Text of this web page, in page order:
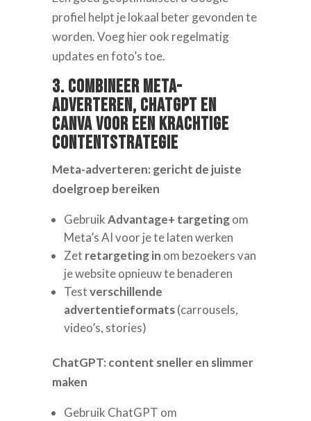
profiel helpt je lokaal beter gevonden te
worden. Voeg hier ook regelmatig
updates en foto’s toe.
3. Combineer Meta-
adverteren, ChatGPT en
Canva voor een krachtige
contentstrategie
Meta-adverteren: gericht de juiste
doelgroep bereiken
GebruikAdvantage+ targetingom
Meta’s AI voor je te laten werken
Zet retargeting in om bezoekers van
je website opnieuw te benaderen
Testverschillende
advertentieformats(carrousels,
video’s, stories)
ChatGPT: content sneller en slimmer
maken
Gebruik ChatGPT om